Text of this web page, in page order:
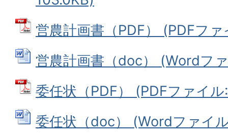
営農計画書（PDF） (PDFフ
営農計画書（doc） (Wordフ
委任状（PDF） (PDFファイ
委任状（doc） (Wordファイ